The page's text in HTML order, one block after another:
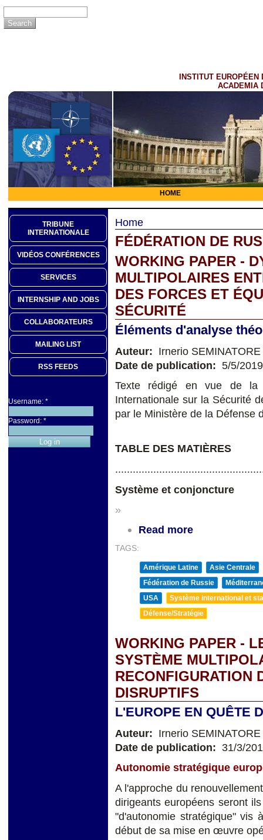
INSTITUT EUROPÉEN
ACADEMIA
HOME
TRIBUNE
INTERNATIONALE
VIDÉOS CONFÉRENCES
SERVICES
INTERNSHIP AND JOBS
COLLABORATEURS
MAILING LIST
RSS FEEDS
Username: *
Password: *
Home
FÉDÉRATION DE
WORKING PAPER -
MULTIPOLAIRES
DES FORCES ET
SÉCURITÉ
Éléments d'analyse
Auteur: Irnerio SEMINATORE
Date de publication: 5/5/2019
Texte rédigé en vue de la
Internationale sur la Sécurité
par le Ministère de la Défense
TABLE DES MATIÈRES
Système et conjoncture
»
Read more
TAGS:
Amérique Latine
Asie Centrale
Fédération de Russie
USA
Système international et
Défense/Stratégie
WORKING PAPER -
SYSTÈME
RECONFIGURATION
DISRUPTIFS
L'EUROPE EN QUÊTE
Auteur: Irnerio SEMINATORE
Date de publication: 31/3/
Autonomie stratégique
A l'approche du
dirigeants européens seront
"d'autonomie stratégique" vis
début de sa mise en œuvre